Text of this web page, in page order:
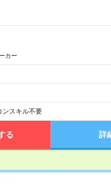
カー
ンスキル不要
る 詳